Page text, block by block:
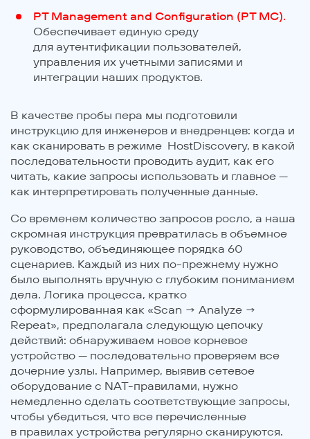
PT Management and Configuration (PT MC).
Обеспечивает единую среду
для аутентификации пользователей,
управления их учетными записями и
интеграции наших продуктов.
В качестве пробы пера мы подготовили
инструкцию для инженеров и внедренцев: когда и
как сканировать в режиме HostDiscovery, в какой
последовательности проводить аудит, как его
читать, какие запросы использовать и главное —
как интерпретировать полученные данные.
Со временем количество запросов росло, а наша
скромная инструкция превратилась в объемное
руководство, объединяющее порядка 60
сценариев. Каждый из них по-прежнему нужно
было выполнять вручную с глубоким пониманием
дела. Логика процесса, кратко
сформулированная как «Scan → Analyze →
Repeat», предполагала следующую цепочку
действий: обнаруживаем новое корневое
устройство — последовательно проверяем все
дочерние узлы. Например, выявив сетевое
оборудование с NAT-правилами, нужно
немедленно сделать соответствующие запросы,
чтобы убедиться, что все перечисленные
в правилах устройства регулярно сканируются.